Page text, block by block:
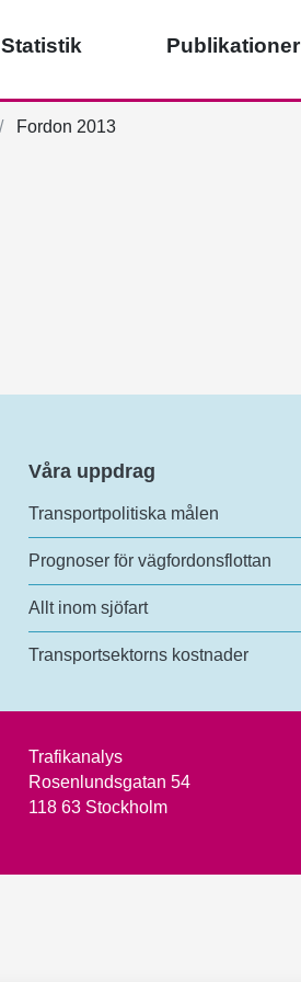
Statistik Publikationer
Fordon 2013
Våra uppdrag
Transportpolitiska målen
Prognoser för vägfordonsflottan
Allt inom sjöfart
Transportsektorns kostnader
Trafikanalys
Rosenlundsgatan 54
118 63 Stockholm